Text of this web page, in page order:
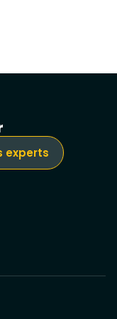
experts